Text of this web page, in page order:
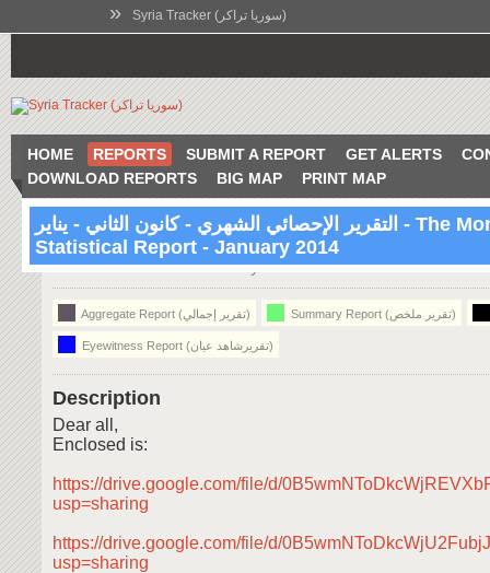
» Syria Tracker (سوريا تراكر)
HOME REPORTS SUBMIT A REPORT GET ALERTS
DOWNLOAD REPORTS
BIG MAP PRINT MAP
التقرير الإحصائي الشهري - كانون الثاني - يناير - The Monthly
Statistical Report - January 2014
17:10 Feb 7 2014 Syria
Aggregate Report (تقرير إجمالي) Summary Report (تقرير ملخص)
Eyewitness Report (تقريرشاهد عيان)
Description
Dear all,
Enclosed is:
https://drive.google.com/file/d/
usp=sharing
https://drive.google.com/file/d/
usp=sharing